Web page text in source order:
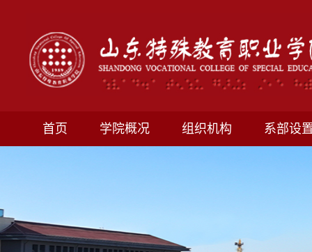
首页 学院概况 组织机构 系部设